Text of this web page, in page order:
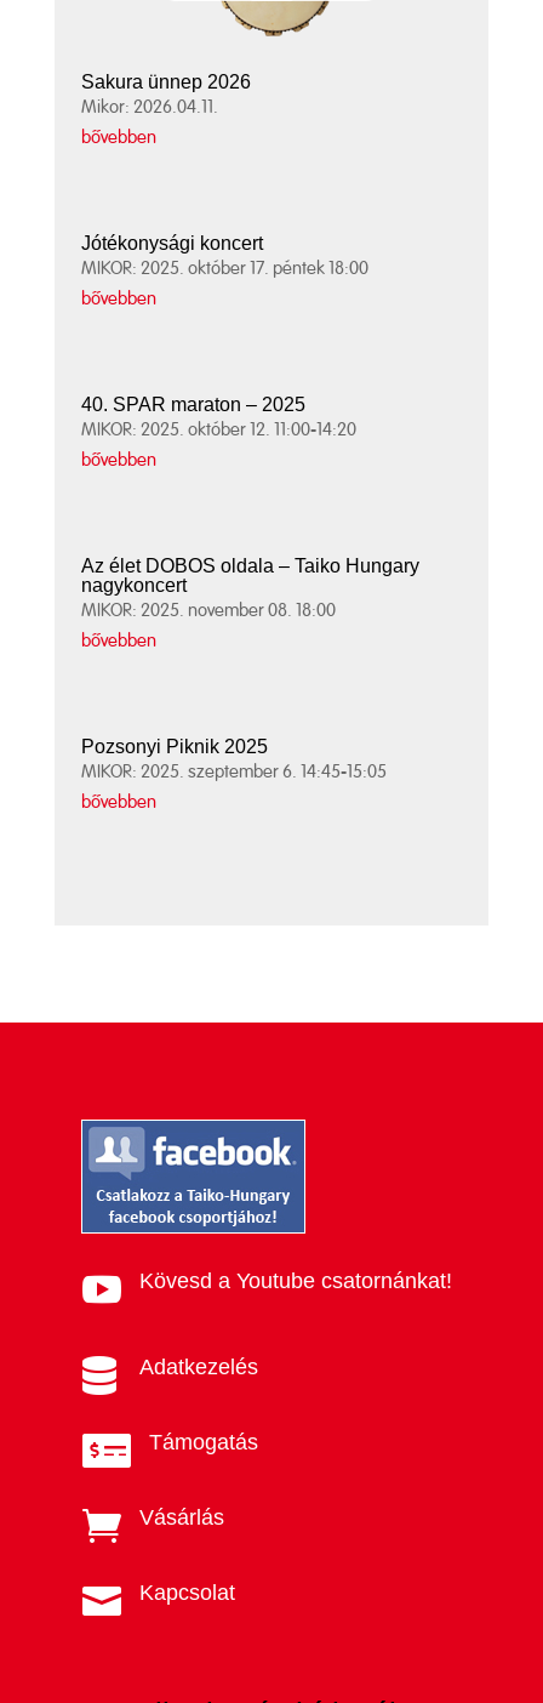
Sakura ünnep 2026
Mikor: 2026.04.11.
bővebben
Jótékonysági koncert
MIKOR: 2025. október 17. péntek 18:00
bővebben
40. SPAR maraton – 2025
MIKOR: 2025. október 12. 11:00-14:20
bővebben
Az élet DOBOS oldala – Taiko Hungary
nagykoncert
MIKOR: 2025. november 08. 18:00
bővebben
Pozsonyi Piknik 2025
MIKOR: 2025. szeptember 6. 14:45-15:05
bővebben
 Kövesd a Youtube csatornánkat!
 Adatkezelés
 Támogatás
 Vásárlás
 Kapcsolat